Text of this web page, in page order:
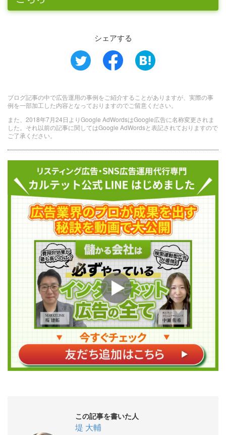
シェアする
ブログ記事の中で広告運用の事例をご紹介することがありますが、実際の事
例を一部加工した内容となっておりますのでご留意ください。
また、2018年7月24日よりGoogle AdWordsはGoogle広告に名称変更されま
した。それ以前の記事に関してはGoogle AdWordsと表記されておりますので
ご了承ください。
この記事を書いた人
堤 大輔